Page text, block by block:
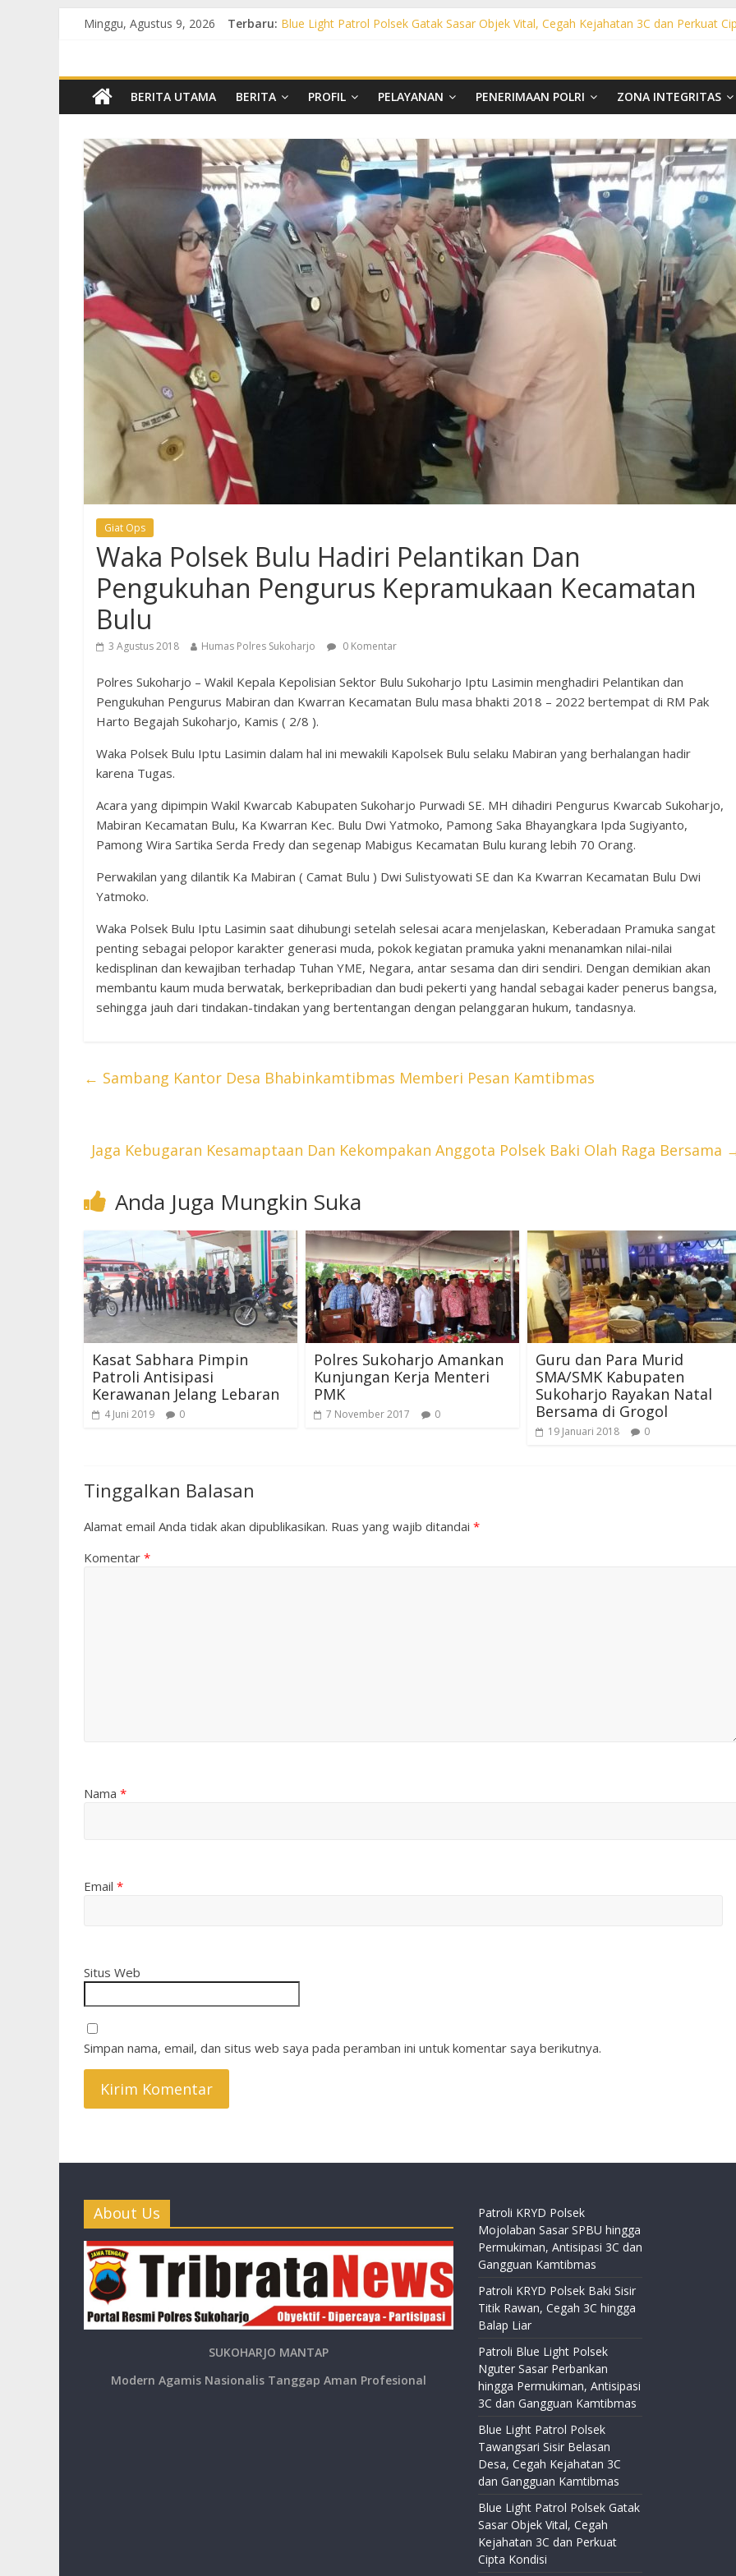
Minggu, Agustus 9, 2026 Terbaru: Blue Light Patrol Polsek Gatak Sasar Objek Vital, Cegah Kejahatan 3C dan Perkuat
Patroli Blue Light Polsek Nguter Sasar Perbankan hingga Permukiman, Antisipasi 3C
Blue Light Patrol Polsek Tawangsari Sisir Belasan Desa, Cegah Kejahatan 3C dan
BERITA UTAMA BERITA PROFIL PELAYANAN PENERIMAAN POLRI ZONA INTEGRITAS
Giat Ops
Waka Polsek Bulu Hadiri Pelantikan Dan
Pengukuhan Pengurus Kepramukaan Kecamatan
Bulu
3 Agustus 2018 Humas Polres Sukoharjo 0 Komentar
Polres Sukoharjo – Wakil Kepala Kepolisian Sektor Bulu Sukoharjo Iptu Lasimin menghadiri Pelantikan dan
Pengukuhan Pengurus Mabiran dan Kwarran Kecamatan Bulu masa bhakti 2018 – 2022 bertempat di RM Pak
Harto Begajah Sukoharjo, Kamis ( 2/8 ).
Waka Polsek Bulu Iptu Lasimin dalam hal ini mewakili Kapolsek Bulu selaku Mabiran yang berhalangan hadir
karena Tugas.
Acara yang dipimpin Wakil Kwarcab Kabupaten Sukoharjo Purwadi SE. MH dihadiri Pengurus Kwarcab Sukoharjo,
Mabiran Kecamatan Bulu, Ka Kwarran Kec. Bulu Dwi Yatmoko, Pamong Saka Bhayangkara Ipda Sugiyanto,
Pamong Wira Sartika Serda Fredy dan segenap Mabigus Kecamatan Bulu kurang lebih 70 Orang.
Perwakilan yang dilantik Ka Mabiran ( Camat Bulu ) Dwi Sulistyowati SE dan Ka Kwarran Kecamatan Bulu Dwi
Yatmoko.
Waka Polsek Bulu Iptu Lasimin saat dihubungi setelah selesai acara menjelaskan, Keberadaan Pramuka sangat
penting sebagai pelopor karakter generasi muda, pokok kegiatan pramuka yakni menanamkan nilai-nilai
kedisplinan dan kewajiban terhadap Tuhan YME, Negara, antar sesama dan diri sendiri. Dengan demikian akan
membantu kaum muda berwatak, berkepribadian dan budi pekerti yang handal sebagai kader penerus bangsa,
sehingga jauh dari tindakan-tindakan yang bertentangan dengan pelanggaran hukum, tandasnya.
← Sambang Kantor Desa Bhabinkamtibmas Memberi Pesan Kamtibmas
Jaga Kebugaran Kesamaptaan Dan Kekompakan Anggota Polsek Baki Olah Raga Bersama
Anda Juga Mungkin Suka
Kasat Sabhara Pimpin
Patroli Antisipasi
Kerawanan Jelang Lebaran
4 Juni 2019 0
Polres Sukoharjo Amankan
Kunjungan Kerja Menteri
PMK
7 November 2017 0
Guru dan Para Murid
SMA/SMK Kabupaten
Sukoharjo Rayakan Natal
Bersama di Grogol
19 Januari 2018 0
Tinggalkan Balasan
Alamat email Anda tidak akan dipublikasikan. Ruas yang wajib ditandai *
Komentar *
Nama *
Email *
Situs Web
Simpan nama, email, dan situs web saya pada peramban ini untuk komentar saya berikutnya.
About Us
SUKOHARJO MANTAP
Modern Agamis Nasionalis Tanggap Aman Profesional
Patroli KRYD Polsek
Mojolaban Sasar SPBU hingga
Permukiman, Antisipasi 3C dan
Gangguan Kamtibmas
Patroli KRYD Polsek Baki Sisir
Titik Rawan, Cegah 3C hingga
Balap Liar
Patroli Blue Light Polsek
Nguter Sasar Perbankan
hingga Permukiman, Antisipasi
3C dan Gangguan Kamtibmas
Blue Light Patrol Polsek
Tawangsari Sisir Belasan
Desa, Cegah Kejahatan 3C
dan Gangguan Kamtibmas
Blue Light Patrol Polsek Gatak
Sasar Objek Vital, Cegah
Kejahatan 3C dan Perkuat
Cipta Kondisi